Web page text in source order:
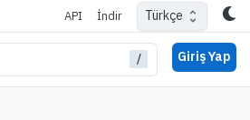
API İndir Türkçe
/ Giriş Yap